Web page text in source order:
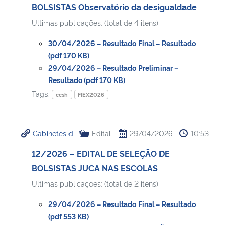
BOLSISTAS Observatório da desigualdade
Ultimas publicações: (total de 4 itens)
30/04/2026 – Resultado Final – Resultado
(pdf 170 KB)
29/04/2026 – Resultado Preliminar –
Resultado (pdf 170 KB)
Tags:
ccsh FIEX2026
Gabinetes d Edital 29/04/2026 10:53
12/2026 – EDITAL DE SELEÇÃO DE
BOLSISTAS JUCA NAS ESCOLAS
Ultimas publicações: (total de 2 itens)
29/04/2026 – Resultado Final – Resultado
(pdf 553 KB)